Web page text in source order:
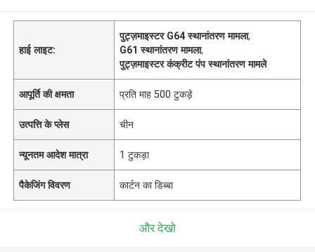
हाई लाइट:
पुट्ज़माइस्टर G64 स्थानांतरण मामला,
G61 स्थानांतरण मामला,
पुट्ज़माइस्टर कंक्रीट पंप स्थानांतरण मामले
आपूर्ति की क्षमता प्रति माह 500 टुकड़े
उत्पत्ति के प्लेस चीन
न्यूनतम आदेश मात्रा 1 टुकड़ा
पैकेजिंग विवरण कार्टन का डिब्बा
और देखो